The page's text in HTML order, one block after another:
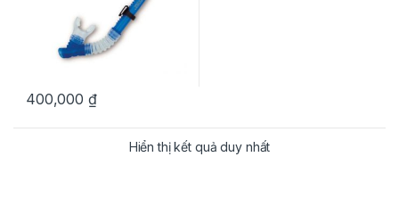
400,000 ₫
Hiển thị kết quả duy nhất